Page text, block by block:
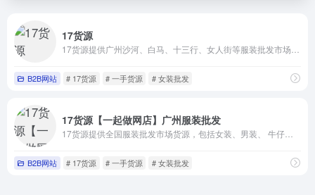
17货源
B2B网站 # 17货源 # 一手货源 # 女装批发
17货源【一起做网店】广州服装批发
B2B网站 # 17货源 # 一手货源 # 女装批发